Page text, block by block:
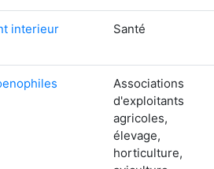
interieur
Santé
Associations
d'exploitants
agricoles,
élevage,
horticulture,